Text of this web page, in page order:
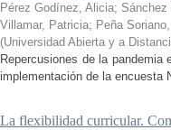
Pérez Godínez, Alicia;
Villamar, Patricia; Peña
(Universidad Abierta y a
Repercusiones de la
implementación de la encuesta
La flexibilidad curricular.